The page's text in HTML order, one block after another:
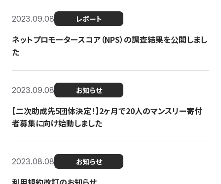
2023.09.08 レポート
ネットプロモータースコア（NPS）の調査結果を公開しまし
た
2023.09.08 お知らせ
【二次助成先5団体決定！】2ヶ月で20人のマンスリー寄付
者募集に向け始動しました
2023.08.08 お知らせ